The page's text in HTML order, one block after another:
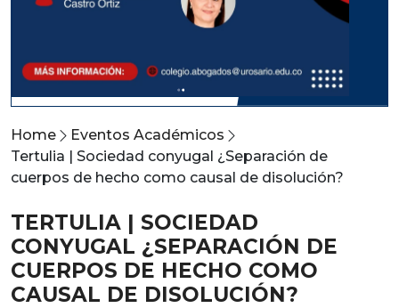
Home
Eventos Académicos
Tertulia | Sociedad conyugal ¿Separación de
cuerpos de hecho como causal de disolución?
TERTULIA | SOCIEDAD
CONYUGAL ¿SEPARACIÓN DE
CUERPOS DE HECHO COMO
CAUSAL DE DISOLUCIÓN?